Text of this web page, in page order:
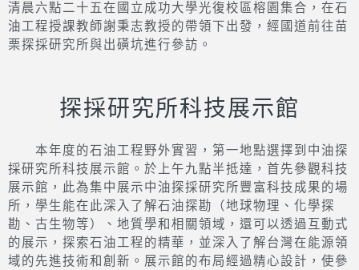
清晨六點二十五在國立成功大學光復校區榕園集合，在石
油工程授課教師謝秉志教授的帶領下出發，經國道前往苗
栗探採研究所與出磺坑進行參訪。
探採研究所科技展示館
本年度的石油工程野外實習，第一地點選擇到中油探
採研究所科技展示館。於上午九點半抵達，首先參觀科技
展示館，此為集中展示中油探採研究所豐富科技成果的場
所，學生能在此深入了解石油探勘（地球物理、化學探
勘、古生物等）、地質學和相關領域，還可以透過互動式
的展示，探索石油工程的精華，並深入了解台灣在能源領
域的先進技術和創新。展示館的布局經過精心設計，使參